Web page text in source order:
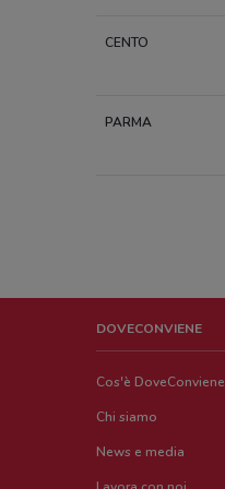
CENTO
PARMA
DOVECONVIENE
Cos'è DoveConviene
Chi siamo
News e media